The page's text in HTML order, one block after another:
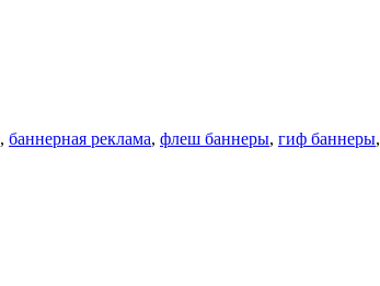
, баннерная реклама, флеш баннеры, гиф баннеры,